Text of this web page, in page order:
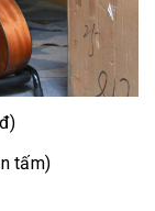
tấm)